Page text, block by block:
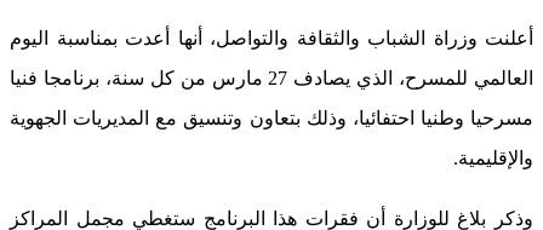
أعلنت وزراة الشباب والثقافة والتواصل، أنها أعدت بمناسبة اليوم
العالمي للمسرح، الذي يصادف 27 مارس من كل سنة، برنامجا فنيا
مسرحيا وطنيا احتفائيا، وذلك بتعاون وتنسيق مع المديريات الجهوية
والإقليمية.
وذكر بلاغ للوزارة أن فقرات هذا البرنامج ستغطي مجمل المراكز